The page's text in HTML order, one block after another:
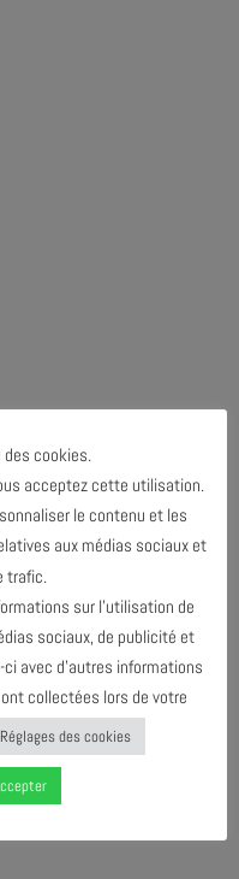
des cookies.
acceptez cette utilisation.
le contenu et les
aux médias sociaux et
trafic.
sur l’utilisation de
sociaux, de publicité et
avec d’autres informations
collectées lors de votre
Réglages des cookies